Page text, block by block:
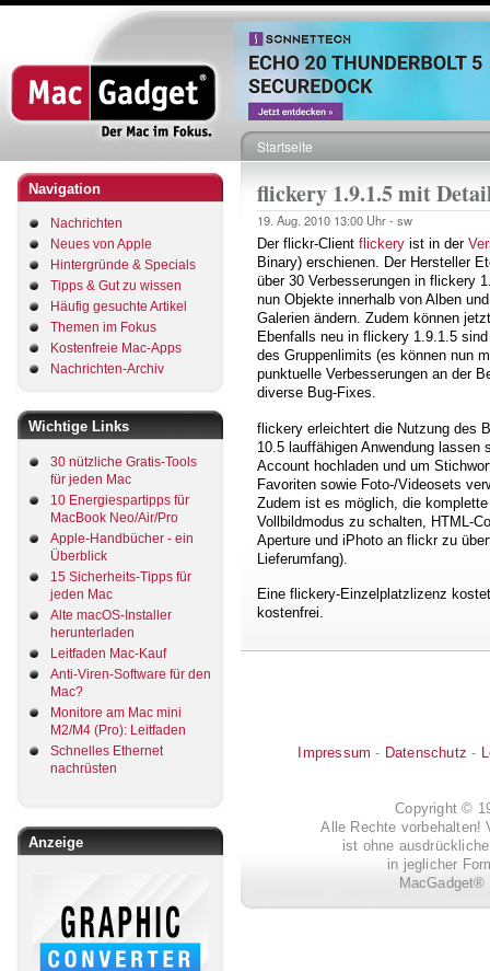
Direkt
zum
Inhalt
Navigation
Nachrichten
Neues von Apple
Hintergründe & Specials
Tipps & Gut zu wissen
Häufig gesuchte Artikel
Themen im Fokus
Kostenfreie Mac-Apps
Nachrichten-Archiv
Wichtige Links
30 nützliche Gratis-Tools
für jeden Mac
10 Energiespartipps für
MacBook Neo/Air/Pro
Apple-Handbücher - ein
Überblick
15 Sicherheits-Tipps für
jeden Mac
Alte macOS-Installer
herunterladen
Leitfaden Mac-Kauf
Anti-Viren-Software für den
Mac?
Monitore am Mac mini
M2/M4 (Pro): Leitfaden
Schnelles Ethernet
nachrüsten
Anzeige
Pfadnavigation
Startseite
flickery 1.9.1.5 mit
19. Aug. 2010 13:00 Uhr - sw
Der flickr-Client flickery ist in der
Binary) erschienen. Der Hersteller
über 30 Verbesserungen in flickery
nun Objekte innerhalb von Alben
Galerien ändern. Zudem können
Ebenfalls neu in flickery 1.9.1.5
des Gruppenlimits (es können nun
punktuelle Verbesserungen an der
diverse Bug-Fixes.
flickery erleichtert die Nutzung des
10.5 lauffähigen Anwendung
Account hochladen und um
Favoriten sowie Foto-/Videosets
Zudem ist es möglich, die
Vollbildmodus zu schalten, HTML-
Aperture und iPhoto an flickr zu
Lieferumfang).
Eine flickery-Einzelplatzlizenz
kostenfrei.
Impressum - Datenschutz -
Copyright ©
Alle Rechte vorbehalten!
ist ohne
in jeglicher
MacGadget®